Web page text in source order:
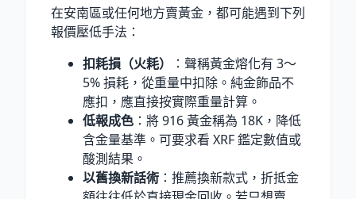
在安南區或任何地方賣黃金，都可能遇到下列
報價壓低手法：
扣耗損（火耗）
：聲稱黃金熔化有 3〜
5% 損耗，從重量中扣除。純金飾品不
應扣，應直接按實際重量計算。
低報成色 ：將 916 黃金稱為 18K，降低
含金量基準。可要求看 XRF 鑑定數值或
酸測結果。
以舊換新話術 ：推薦換新款式，折抵金